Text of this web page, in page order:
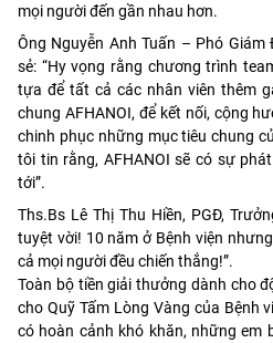
mọi người đến gần nhau hơn.
Ông Nguyễn Anh Tuấn – Phó
sẻ: “Hy vọng rằng chương trình
tựa để tất cả các nhân viên thêm
chung AFHANOI, để kết nối, cộng
chinh phục những mục tiêu chung
tôi tin rằng, AFHANOI sẽ có sự
tới”.
Ths.Bs Lê Thị Thu Hiền, PGĐ,
tuyệt vời! 10 năm ở Bệnh viện
cả mọi người đều chiến thắng!”.
Toàn bộ tiền giải thưởng dành cho
cho Quỹ Tấm Lòng Vàng của Bệnh
có hoàn cảnh khó khăn, những em